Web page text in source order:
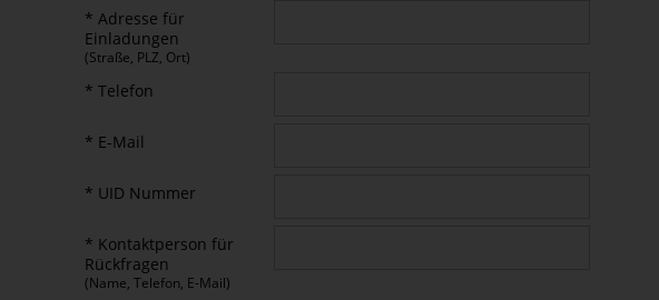
* Adresse für
Einladungen
(Straße, PLZ, Ort)
* Telefon
* E-Mail
* UID Nummer
* Kontaktperson für
Rückfragen
(Name, Telefon, E-Mail)